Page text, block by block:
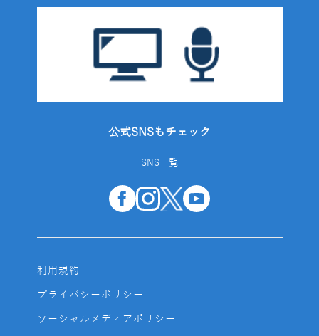
公式SNSもチェック
SNS一覧
利用規約
プライバシーポリシー
ソーシャルメディアポリシー